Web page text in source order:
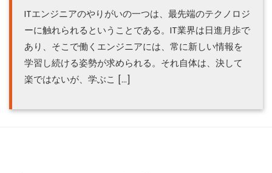
ITエンジニアのやりがいの一つは、最先端のテクノロジ
ーに触れられるということである。IT業界は日進月歩で
あり、そこで働くエンジニアには、常に新しい情報を
学習し続ける姿勢が求められる。それ自体は、決して
楽ではないが、学ぶこ […]